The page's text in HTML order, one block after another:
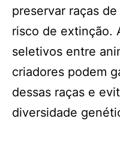
preservar raças
risco de extinção.
seletivos entre
criadores podem
dessas raças e
diversidade